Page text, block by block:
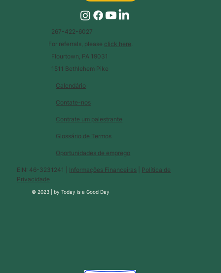
Calendário
Glossário de Termos
Contate-nos
Contrate um palestrante
Oportunidades de emprego
EIN: 46-3231241 | Informações Financeiras
Política de
Privacidade
© 2023 |byToday is a Good Day
267-422-6027
For referrals, please click here.
Flourtown, PA 19031
1511 Bethlehem Pike